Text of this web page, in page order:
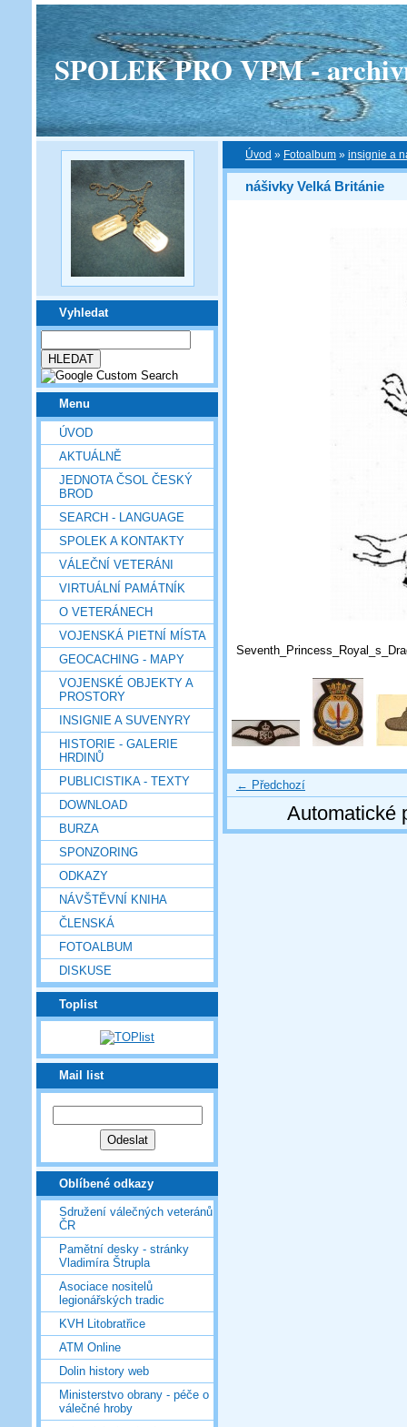
SPOLEK PRO VPM -
Vyhledat
Menu
ÚVOD
AKTUÁLNĚ
JEDNOTA ČSOL ČESKÝ
BROD
SEARCH - LANGUAGE
SPOLEK A KONTAKTY
VÁLEČNÍ VETERÁNI
VIRTUÁLNÍ PAMÁTNÍK
O VETERÁNECH
VOJENSKÁ PIETNÍ MÍSTA
GEOCACHING - MAPY
VOJENSKÉ OBJEKTY A
PROSTORY
INSIGNIE A SUVENYRY
HISTORIE - GALERIE
HRDINŮ
PUBLICISTIKA - TEXTY
DOWNLOAD
BURZA
SPONZORING
ODKAZY
NÁVŠTĚVNÍ KNIHA
ČLENSKÁ
FOTOALBUM
DISKUSE
Toplist
Mail list
Oblíbené odkazy
Sdružení válečných veteránů
ČR
Pamětní desky - stránky
Vladimíra Štrupla
Asociace nositelů
legionářských tradic
KVH Litobratřice
ATM Online
Dolin history web
Ministerstvo obrany - péče o
válečné hroby
Úvod » Fotoalbum » insignie a
nášivky Velká Británie
← Předchozí
Automatické